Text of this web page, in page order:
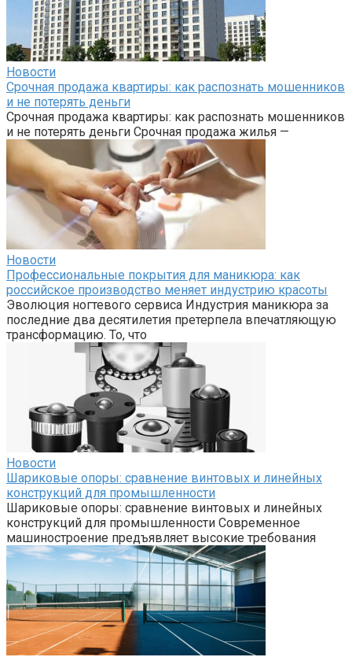
Новости
Срочная продажа квартиры: как распознать мошенников
и не потерять деньги
Срочная продажа квартиры: как распознать мошенников
и не потерять деньги Срочная продажа жилья —
Новости
Профессиональные покрытия для маникюра: как
российское производство меняет индустрию красоты
Эволюция ногтевого сервиса Индустрия маникюра за
последние два десятилетия претерпела впечатляющую
трансформацию. То, что
Новости
Шариковые опоры: сравнение винтовых и линейных
конструкций для промышленности
Шариковые опоры: сравнение винтовых и линейных
конструкций для промышленности Современное
машиностроение предъявляет высокие требования